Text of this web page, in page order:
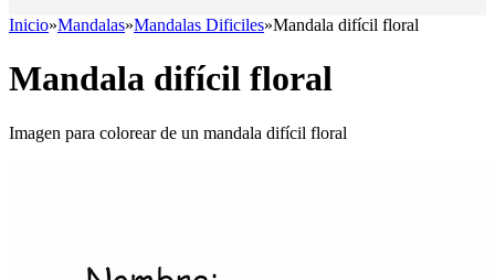
Inicio»Mandalas»Mandalas Dificiles»Mandala difícil floral
Mandala difícil floral
Imagen para colorear de un mandala difícil floral